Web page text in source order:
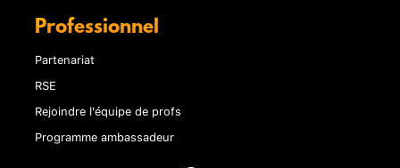
Professionnel
Partenariat
RSE
Rejoindre l'équipe de profs
Programme ambassadeur